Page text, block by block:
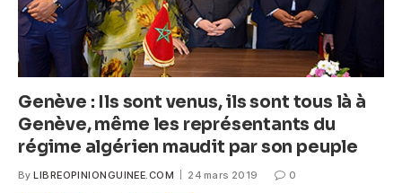
Genève : Ils sont venus, ils sont tous là à
Genève, même les représentants du
régime algérien maudit par son peuple
By LIBREOPINIONGUINEE.COM 24 mars 2019 0